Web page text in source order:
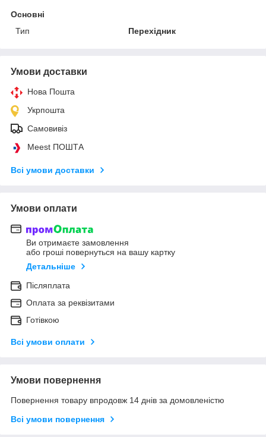
Основні
Тип
Перехідник
Умови доставки
Нова Пошта
Укрпошта
Самовивіз
Meest ПОШТА
Всі умови доставки
Умови оплати
Ви отримаєте замовлення
або гроші повернуться на вашу картку
Детальніше
Післяплата
Оплата за реквізитами
Готівкою
Всі умови оплати
Умови повернення
Повернення товару впродовж 14 днів за домовленістю
Всі умови повернення